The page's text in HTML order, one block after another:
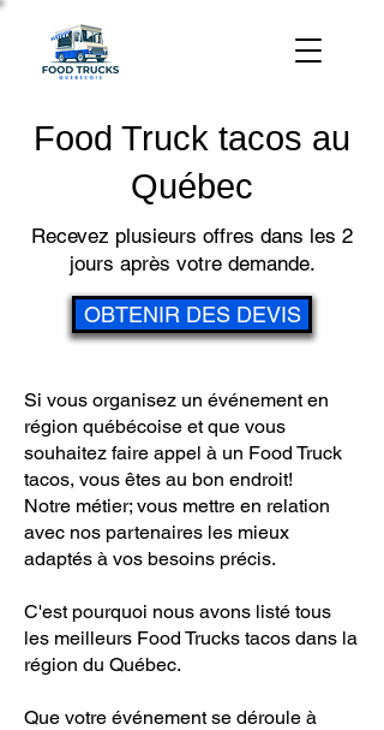
Food Truck tacos au
Québec
Recevez plusieurs offres dans les 2
jours après votre demande.
OBTENIR DES DEVIS
Si vous organisez un événement en
région québécoise et que vous
souhaitez faire appel à un Food Truck
tacos, vous êtes au bon endroit!
Notre métier; vous mettre en relation
avec nos partenaires les mieux
adaptés à vos besoins précis.
C'est pourquoi nous avons listé tous
les meilleurs Food Trucks tacos dans la
région du Québec.
Que votre événement se déroule à